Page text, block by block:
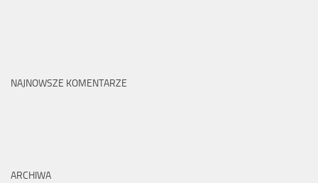
NAJNOWSZE KOMENTARZE
ARCHIWA